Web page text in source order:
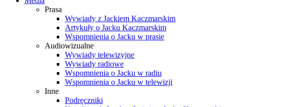
Prasa
Wywiady z Jackiem Kaczmarskim
Artykuły o Jacku Kaczmarskim
Wspomnienia o Jacku w prasie
Audiowizualne
Wywiady telewizyjne
Wywiady radiowe
Wspomnienia o Jacku w radiu
Wspomnienia o Jacku w telewizji
Inne
Podręczniki